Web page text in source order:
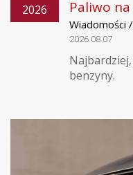
2026
Paliwo
Wiadomości
2026.08.07
benzyny.